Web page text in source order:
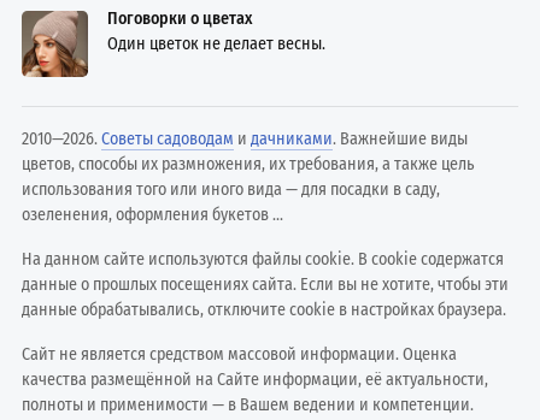
Поговорки о цветах
Один цветок не делает весны.
2010—2026.Советы садоводам идачниками. Важнейшие виды
цветов, способы их размножения, их требования, а также цель
использования того или иного вида — для посадки в саду,
озеленения, оформления букетов ...
На данном сайте используются файлы cookie. В cookie содержатся
данные о прошлых посещениях сайта. Если вы не хотите, чтобы эти
данные обрабатывались, отключите cookie в настройках браузера.
Сайт не является средством массовой информации. Оценка
качества размещённой на Сайте информации, её актуальности,
полноты и применимости — в Вашем ведении и компетенции.